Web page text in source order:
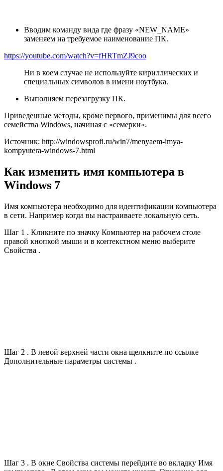
Вводим команду вида где фразу «NEW_NAME»
заменяем на требуемое наименование ПК.
https://youtube.com/watch?v=fHRTmZJ9coo
Ни в коем случае не используйте кириллических и
специальных символов в имени ноутбука.
Выполняем перезагрузку ПК.
Приведенные методы, кроме первого, применимы для всего
семейства Windows, начиная с «семерки».
Источник: http://windowsprofi.ru/win7/menyaem-imya-
kompyutera-windows-7.html
Как изменить имя компьютера в
Windows 7
Имя компьютера необходимо для идентификации компьютера
в сети. Например когда вы настраиваете локальную сеть.
Шаг 1 . Кликните по значку Компьютер на рабочем столе
правой кнопкой мыши и в контекстном меню выберите
Свойства .
Шаг 2 . В левой верхней части окна щелкните по ссылке
Дополнительные параметры системы .
Шаг 3 . В окне Свойства системы перейдите во вкладку Имя